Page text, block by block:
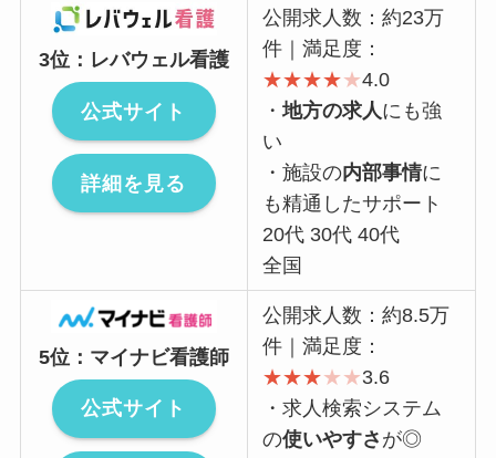
3位：レバウェル看護
公式サイト
詳細を見る
公開求人数：約23万
件｜満足度：
★★★★★4.0
・地方の求人にも強
い
・施設の内部事情に
も精通したサポート
20代 30代 40代
全国
5位：マイナビ看護師
公式サイト
公開求人数：約8.5万
件｜満足度：
★★★★ ★3.6
・求人検索システム
の使いやすさ が◎